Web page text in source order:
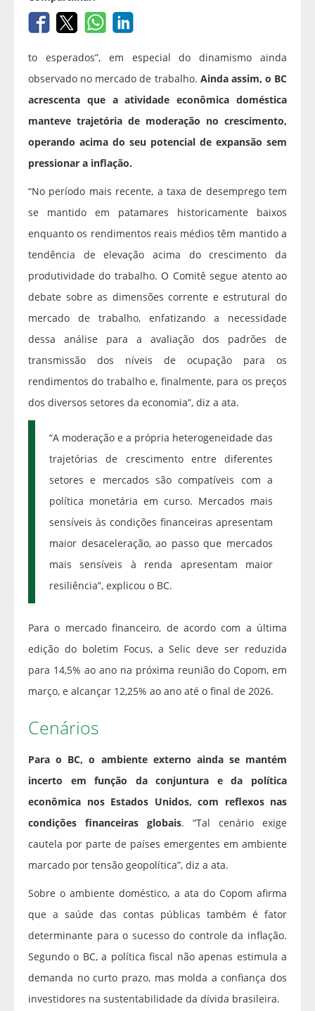
to esperados”, em especial do dinamismo ainda
observado no mercado de trabalho. Ainda assim, o BC
acrescenta que a atividade econômica doméstica
manteve trajetória de moderação no crescimento,
operando acima do seu potencial de expansão sem
pressionar a inflação.
“No período mais recente, a taxa de desemprego tem
se mantido em patamares historicamente baixos
enquanto os rendimentos reais médios têm mantido a
tendência de elevação acima do crescimento da
produtividade do trabalho. O Comitê segue atento ao
debate sobre as dimensões corrente e estrutural do
mercado de trabalho, enfatizando a necessidade
dessa análise para a avaliação dos padrões de
transmissão dos níveis de ocupação para os
rendimentos do trabalho e, finalmente, para os preços
dos diversos setores da economia”, diz a ata.
“A moderação e a própria heterogeneidade das
trajetórias de crescimento entre diferentes
setores e mercados são compatíveis com a
política monetária em curso. Mercados mais
sensíveis às condições financeiras apresentam
maior desaceleração, ao passo que mercados
mais sensíveis à renda apresentam maior
resiliência”, explicou o BC.
Para o mercado financeiro, de acordo com a última
edição do boletim Focus, a Selic deve ser reduzida
para 14,5% ao ano na próxima reunião do Copom, em
março, e alcançar 12,25% ao ano até o final de 2026.
Cenários
Para o BC, o ambiente externo ainda se mantém
incerto em função da conjuntura e da política
econômica nos Estados Unidos, com reflexos nas
condições financeiras globais. “Tal cenário exige
cautela por parte de países emergentes em ambiente
marcado por tensão geopolítica”, diz a ata.
Sobre o ambiente doméstico, a ata do Copom afirma
que a saúde das contas públicas também é fator
determinante para o sucesso do controle da inflação.
Segundo o BC, a política fiscal não apenas estimula a
demanda no curto prazo, mas molda a confiança dos
investidores na sustentabilidade da dívida brasileira.